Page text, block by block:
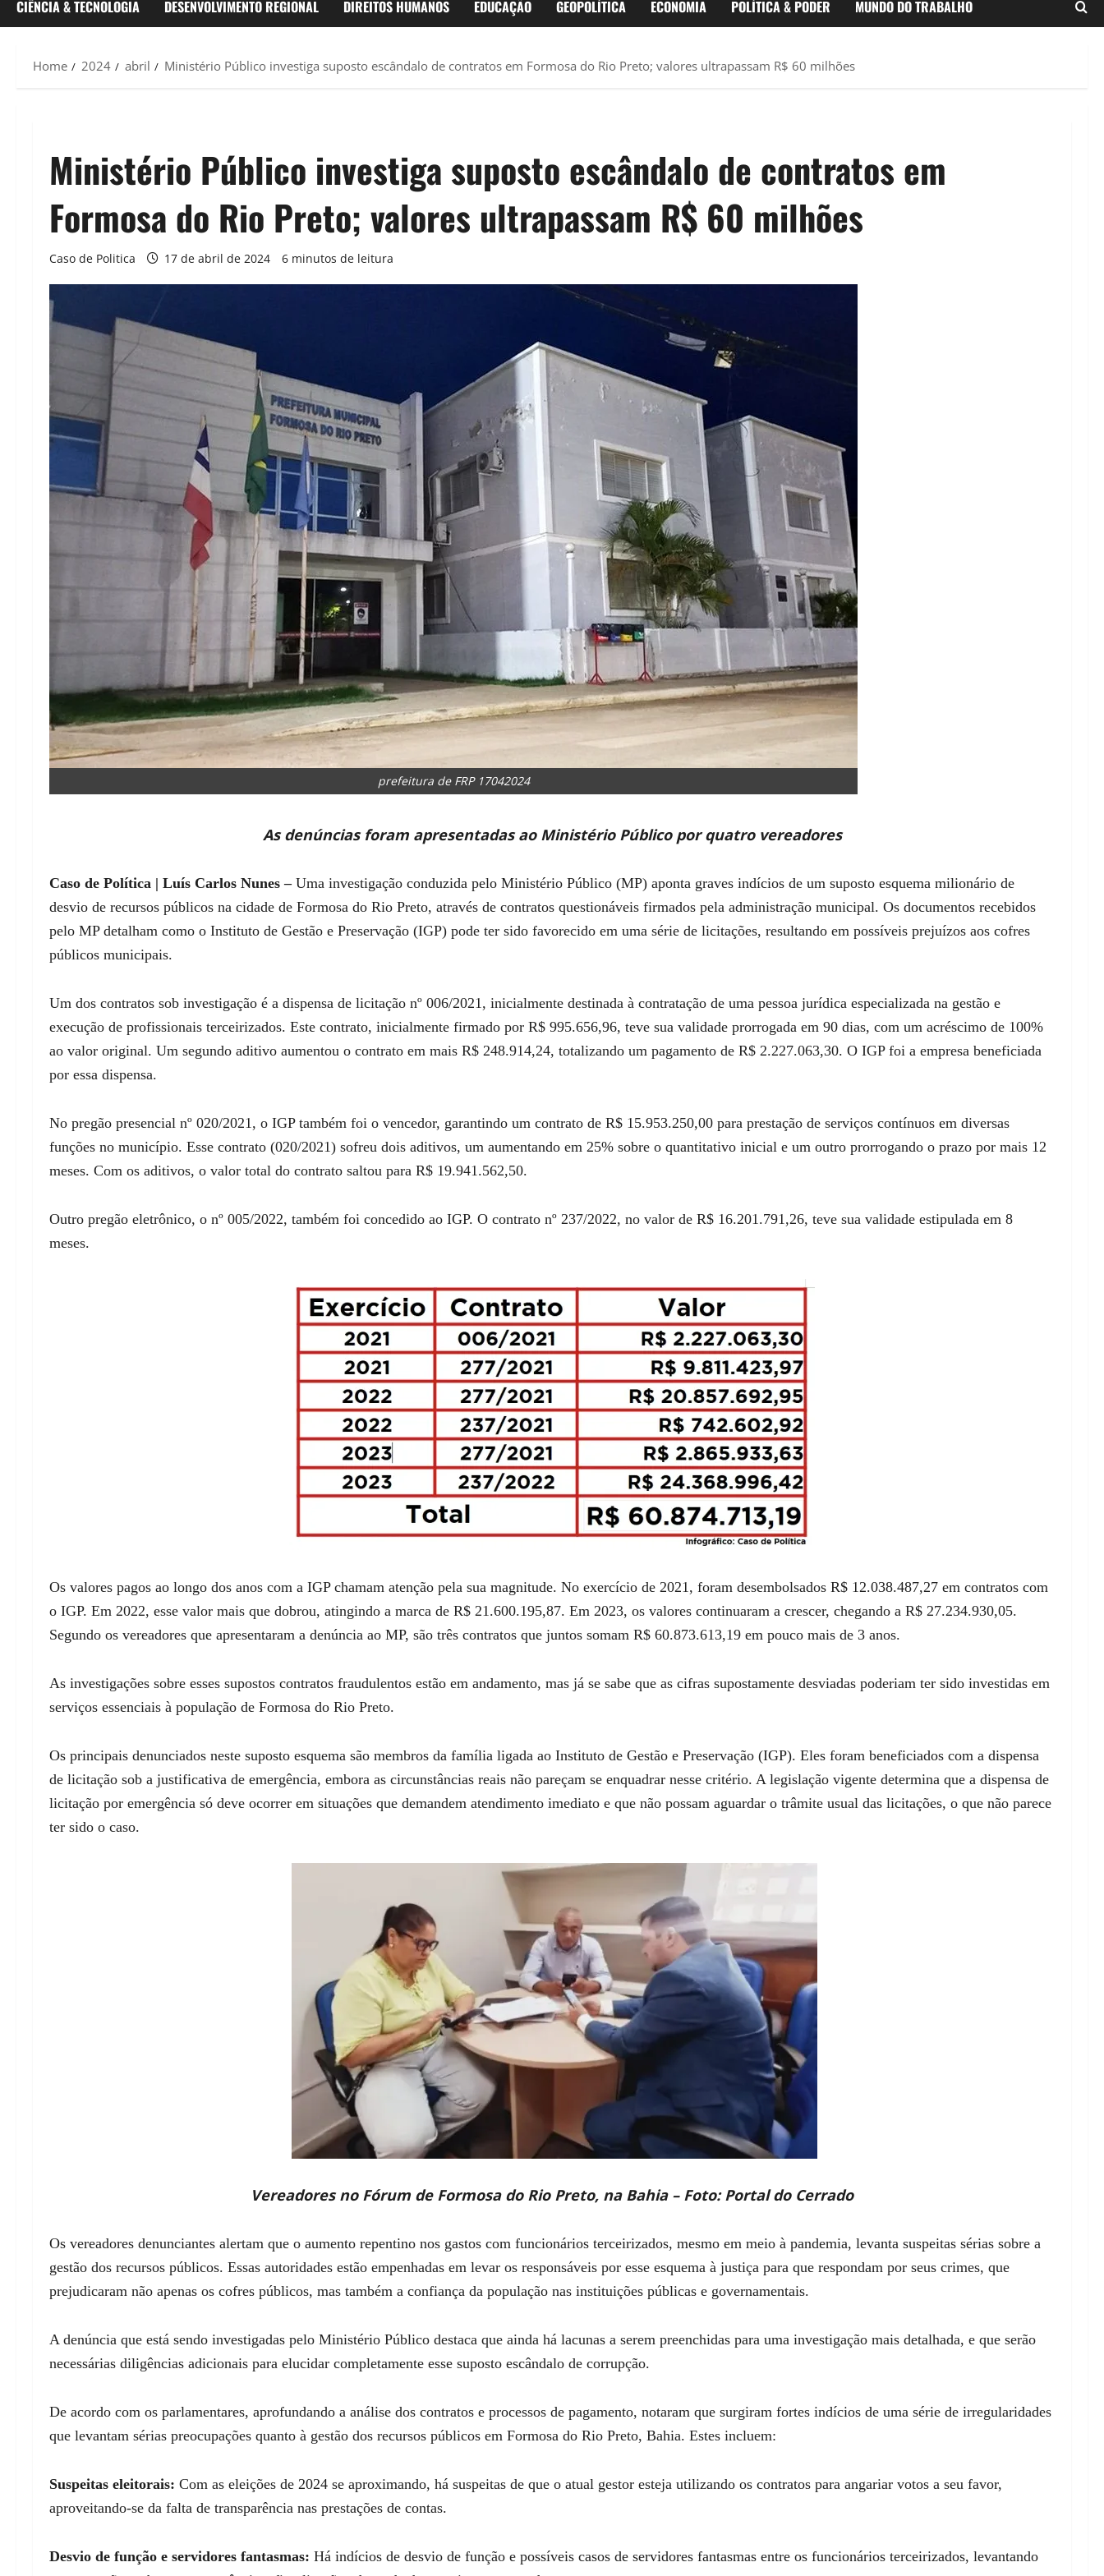
CIÊNCIA & TECNOLOGIA DESENVOLVIMENTO REGIONAL DIREITOS HUMANOS EDUCAÇÃO GEOPOLÍTICA ECONOMIA POLÍTICA & PODER MUNDO DO TRABALHO
Home 2024 abril Ministério Público investiga suposto escândalo de contratos em Formosa do Rio Preto; valores ultrapassam R$ 60 milhões
Ministério Público investiga suposto escândalo de contratos em
Formosa do Rio Preto; valores ultrapassam R$ 60 milhões
Caso de Politica 17 de abril de 2024 6 minutos de leitura
prefeitura de FRP 17042024
As denúncias foram apresentadas ao Ministério Público por quatro vereadores
Caso de Política | Luís Carlos Nunes –Uma investigação conduzida pelo Ministério Público (MP) aponta graves indícios de um suposto esquema milionário de
desvio de recursos públicos na cidade de Formosa do Rio Preto, através de contratos questionáveis firmados pela administração municipal. Os documentos recebidos
pelo MP detalham como o Instituto de Gestão e Preservação (IGP) pode ter sido favorecido em uma série de licitações, resultando em possíveis prejuízos aos cofres
públicos municipais.
Um dos contratos sob investigação é a dispensa de licitação nº 006/2021, inicialmente destinada à contratação de uma pessoa jurídica especializada na gestão e
execução de profissionais terceirizados. Este contrato, inicialmente firmado por R$ 995.656,96, teve sua validade prorrogada em 90 dias, com um acréscimo de 100%
ao valor original. Um segundo aditivo aumentou o contrato em mais R$ 248.914,24, totalizando um pagamento de R$ 2.227.063,30. O IGP foi a empresa beneficiada
por essa dispensa.
No pregão presencial nº 020/2021, o IGP também foi o vencedor, garantindo um contrato de R$ 15.953.250,00 para prestação de serviços contínuos em diversas
funções no município. Esse contrato (020/2021) sofreu dois aditivos, um aumentando em 25% sobre o quantitativo inicial e um outro prorrogando o prazo por mais 12
meses. Com os aditivos, o valor total do contrato saltou para R$ 19.941.562,50.
Outro pregão eletrônico, o nº 005/2022, também foi concedido ao IGP. O contrato nº 237/2022, no valor de R$ 16.201.791,26, teve sua validade estipulada em 8
meses.
Os valores pagos ao longo dos anos com a IGP chamam atenção pela sua magnitude. No exercício de 2021, foram desembolsados R$ 12.038.487,27 em contratos com
o IGP. Em 2022, esse valor mais que dobrou, atingindo a marca de R$ 21.600.195,87. Em 2023, os valores continuaram a crescer, chegando a R$ 27.234.930,05.
Segundo os vereadores que apresentaram a denúncia ao MP, são três contratos que juntos somam R$ 60.873.613,19 em pouco mais de 3 anos.
As investigações sobre esses supostos contratos fraudulentos estão em andamento, mas já se sabe que as cifras supostamente desviadas poderiam ter sido investidas em
serviços essenciais à população de Formosa do Rio Preto.
Os principais denunciados neste suposto esquema são membros da família ligada ao Instituto de Gestão e Preservação (IGP). Eles foram beneficiados com a dispensa
de licitação sob a justificativa de emergência, embora as circunstâncias reais não pareçam se enquadrar nesse critério. A legislação vigente determina que a dispensa de
licitação por emergência só deve ocorrer em situações que demandem atendimento imediato e que não possam aguardar o trâmite usual das licitações, o que não parece
ter sido o caso.
Vereadores no Fórum de Formosa do Rio Preto, na Bahia – Foto: Portal do Cerrado
Os vereadores denunciantes alertam que o aumento repentino nos gastos com funcionários terceirizados, mesmo em meio à pandemia, levanta suspeitas sérias sobre a
gestão dos recursos públicos. Essas autoridades estão empenhadas em levar os responsáveis por esse esquema à justiça para que respondam por seus crimes, que
prejudicaram não apenas os cofres públicos, mas também a confiança da população nas instituições públicas e governamentais.
A denúncia que está sendo investigadas pelo Ministério Público destaca que ainda há lacunas a serem preenchidas para uma investigação mais detalhada, e que serão
necessárias diligências adicionais para elucidar completamente esse suposto escândalo de corrupção.
De acordo com os parlamentares, aprofundando a análise dos contratos e processos de pagamento, notaram que surgiram fortes indícios de uma série de irregularidades
que levantam sérias preocupações quanto à gestão dos recursos públicos em Formosa do Rio Preto, Bahia. Estes incluem:
Suspeitas eleitorais: Com as eleições de 2024 se aproximando, há suspeitas de que o atual gestor esteja utilizando os contratos para angariar votos a seu favor,
aproveitando-se da falta de transparência nas prestações de contas.
Desvio de função e servidores fantasmas: Há indícios de desvio de função e possíveis casos de servidores fantasmas entre os funcionários terceirizados, levantando